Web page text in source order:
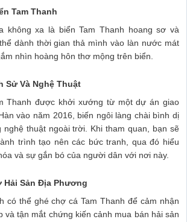
Tam Thanh
không xa là biển Tam Thanh hoang sơ và
dành thời gian thả mình vào làn nước mát
nhìn hoàng hôn thơ mộng trên biển.
Sử Và Nghệ Thuật
Thanh được khởi xướng từ một dự án giao
vào năm 2016, biến ngôi làng chài bình dị
nghệ thuật ngoài trời. Khi tham quan, bạn sẽ
trình tạo nên các bức tranh, qua đó hiểu
và sự gắn bó của người dân với nơi này.
Hải Sản Địa Phương
có thể ghé chợ cá Tam Thanh để cảm nhận
và tận mắt chứng kiến cảnh mua bán hải sản